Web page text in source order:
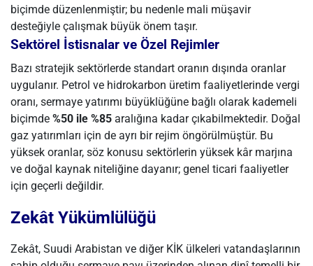
biçimde düzenlenmiştir; bu nedenle mali müşavir
desteğiyle çalışmak büyük önem taşır.
Sektörel İstisnalar ve Özel Rejimler
Bazı stratejik sektörlerde standart oranın dışında oranlar
uygulanır. Petrol ve hidrokarbon üretim faaliyetlerinde vergi
oranı, sermaye yatırımı büyüklüğüne bağlı olarak kademeli
biçimde %50 ile %85 aralığına kadar çıkabilmektedir. Doğal
gaz yatırımları için de ayrı bir rejim öngörülmüştür. Bu
yüksek oranlar, söz konusu sektörlerin yüksek kâr marjına
ve doğal kaynak niteliğine dayanır; genel ticari faaliyetler
için geçerli değildir.
Zekât Yükümlülüğü
Zekât, Suudi Arabistan ve diğer KİK ülkeleri vatandaşlarının